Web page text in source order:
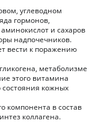
углеводном
гормонов,
и сахаров
надпочечников.
вести к поражению
метаболизме
этого витамина
кожных
компонента в состав
коллагена.